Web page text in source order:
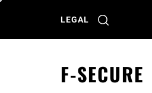
LEGAL
F-SECURE